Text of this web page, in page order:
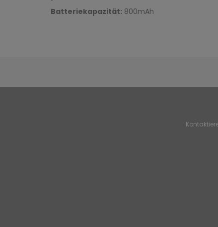
Batteriekapazität: 800mAh